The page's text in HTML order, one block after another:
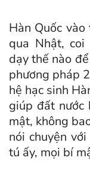
Hàn Quốc
qua Nhật, coi
dạy thế nào
phương pháp
hệ hạc sinh
giúp đất nước
mật, không
nói chuyện
tú ấy, mọi bí